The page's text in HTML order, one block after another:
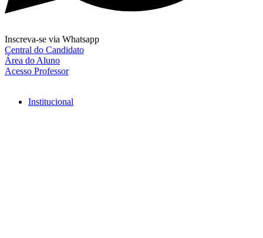
Inscreva-se via Whatsapp
Central do Candidato
Área do Aluno
Acesso Professor
Institucional